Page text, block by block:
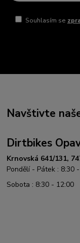
Souhlasím se
Navštivte
Dirtbikes
Krnovská 641/131,
Pondělí - Pátek : 8:30
Sobota : 8:30 - 12:00